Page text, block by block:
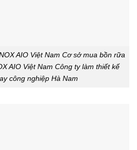
AIO Việt Nam Cơ sở mua bồn rữa
AIO Việt Nam Công ty làm thiết kế
công nghiệp Hà Nam